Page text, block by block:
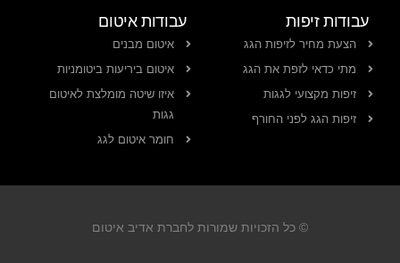
עבודות זיפות
הצעת מחיר לזיפות הגג
מתי כדאי לזפת את הגג
זיפות מקצועי לגגות
זיפות הגג לפני החורף
עבודות איטום
איטום מבנים
איטום ביריעות ביטומניות
איזו שיטה מומלצת לאיטום
גגות
חומר איטום לגג
© כל הזכויות שמורות לחברת אדיב איטום